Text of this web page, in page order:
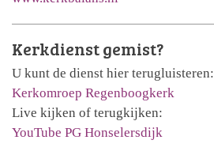
Kerkdienst gemist?
U kunt de dienst hier terugluisteren:
Kerkomroep Regenboogkerk
Live kijken of terugkijken:
YouTube PG Honselersdijk